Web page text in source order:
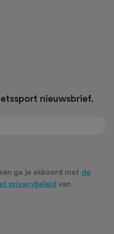
nieuwsbrief.
ga je akkoord met de
privacybeleid van